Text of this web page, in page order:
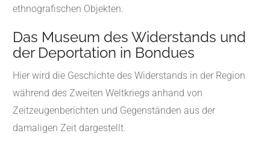
ethnografischen Objekten.
Das Museum des Widerstands und
der Deportation in Bondues
Hier wird die Geschichte des Widerstands in der Region
während des Zweiten Weltkriegs anhand von
Zeitzeugenberichten und Gegenständen aus der
damaligen Zeit dargestellt.